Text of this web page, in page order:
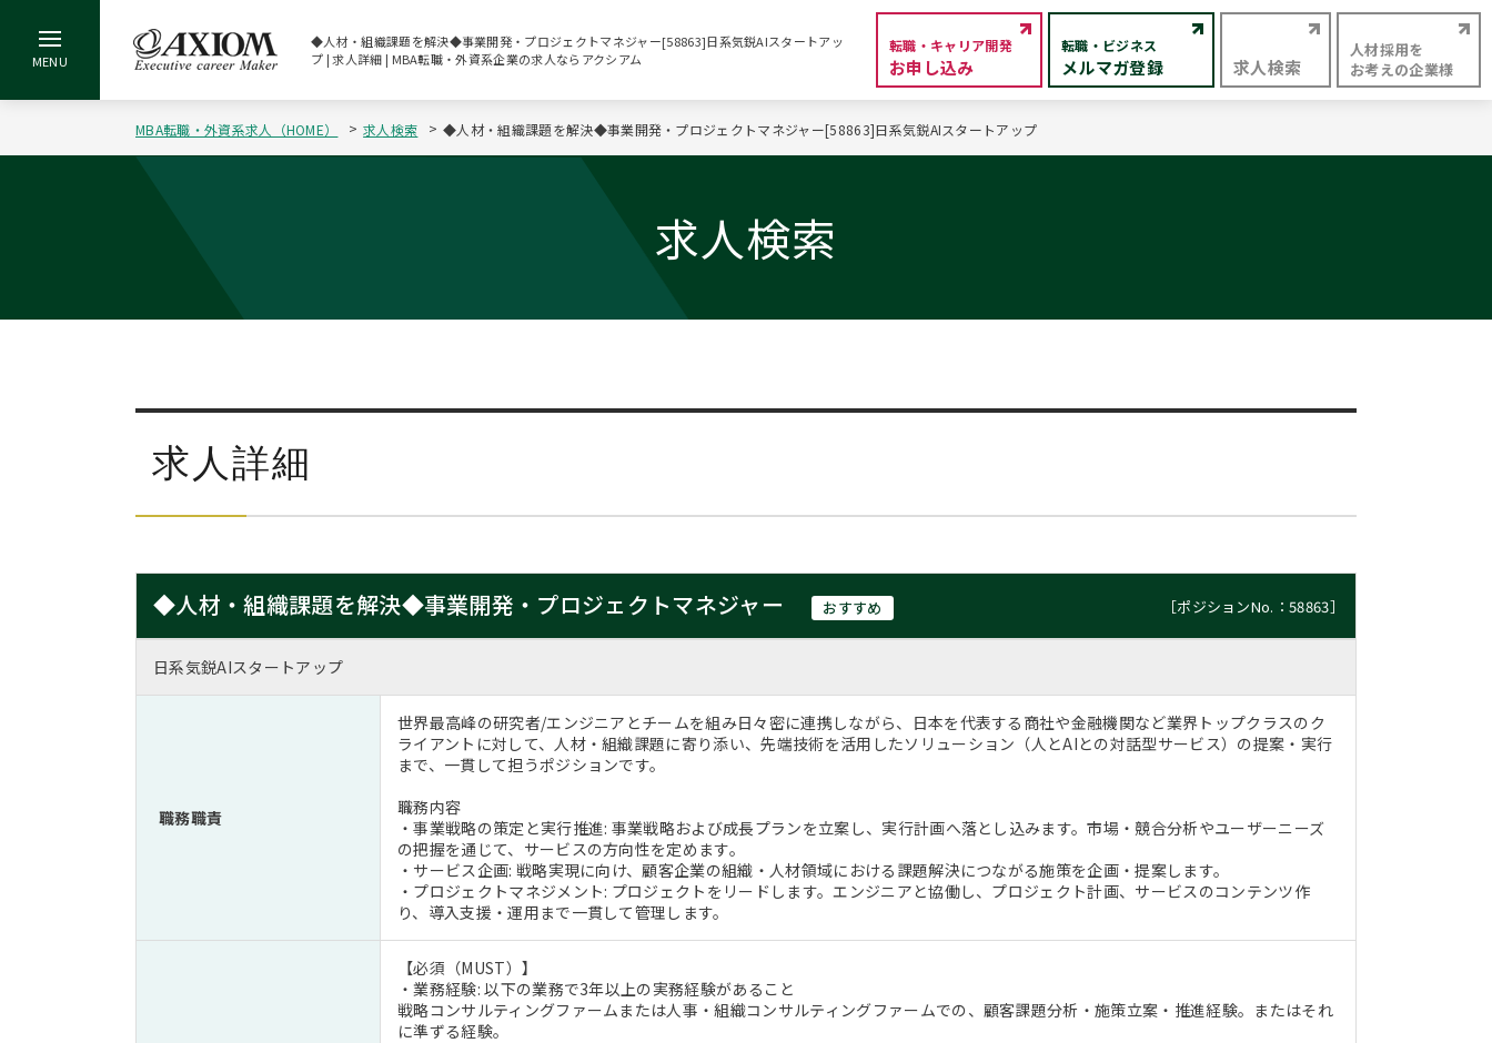
◆人材・組織課題を解決◆事業開発・プロジェクトマネジャー[58863]日系気鋭AIスタートアッ
プ | 求人詳細 | MBA転職・外資系企業の求人ならアクシアム
転職・キャリア開発
お申し込み
転職・ビジネス
メルマガ登録 求人検索
人材採用を
お考えの企業様
MBA転職・外資系求人（HOME） 求人検索 ◆人材・組織課題を解決◆事業開発・プロジェクトマネジャー[58863]日系気鋭AIスタートアップ
求人検索
求人詳細
◆人材・組織課題を解決◆事業開発・プロジェクトマネジャー おすすめ ［ポジションNo.：58863］
日系気鋭AIスタートアップ
職務職責
世界最高峰の研究者/エンジニアとチームを組み日々密に連携しながら、日本を代表する商社や金融機関など業界トップクラスのク
ライアントに対して、人材・組織課題に寄り添い、先端技術を活用したソリューション（人とAIとの対話型サービス）の提案・実行
まで、一貫して担うポジションです。
職務内容
・事業戦略の策定と実行推進: 事業戦略および成長プランを立案し、実行計画へ落とし込みます。市場・競合分析やユーザーニーズ
の把握を通じて、サービスの方向性を定めます。
・サービス企画: 戦略実現に向け、顧客企業の組織・人材領域における課題解決につながる施策を企画・提案します。
・プロジェクトマネジメント: プロジェクトをリードします。エンジニアと協働し、プロジェクト計画、サービスのコンテンツ作
り、導入支援・運用まで一貫して管理します。
【必須（MUST）】
・業務経験: 以下の業務で3年以上の実務経験があること
戦略コンサルティングファームまたは人事・組織コンサルティングファームでの、顧客課題分析・施策立案・推進経験。またはそれ
に準ずる経験。